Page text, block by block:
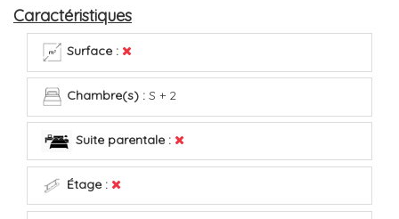
Caractéristiques
Surface :
Chambre(s) : S + 2
Suite parentale :
Étage :